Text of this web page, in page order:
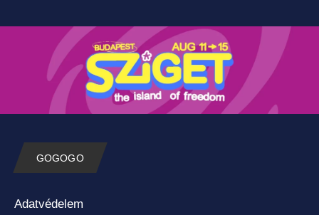
GOGOGO
Adatvédelem